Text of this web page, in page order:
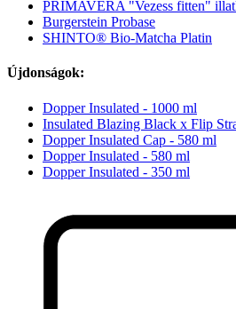
PRIMAVERA "Vezess fitten"
Burgerstein Probase
SHINTO® Bio-Matcha Platin
Újdonságok:
Dopper Insulated - 1000 ml
Insulated Blazing Black x Flip
Dopper Insulated Cap - 580 ml
Dopper Insulated - 580 ml
Dopper Insulated - 350 ml